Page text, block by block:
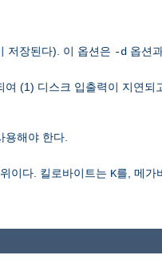
저장된다). 이 옵션은 -d 옵션
여 (1) 디스크 입출력이 지연되
용해야 한다.
이다. 킬로바이트는 K를, 메가